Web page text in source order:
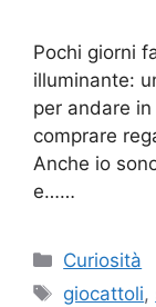
Pochi giorni
illuminante:
per andare
comprare
Anche io
e……
Categorie
Curiosità
Tag
giocattoli,